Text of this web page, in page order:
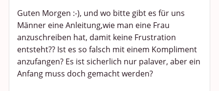
Guten Morgen :-), und wo bitte gibt es für uns
Männer eine Anleitung,wie man eine Frau
anzuschreiben hat, damit keine Frustration
entsteht?? Ist es so falsch mit einem Kompliment
anzufangen? Es ist sicherlich nur palaver, aber ein
Anfang muss doch gemacht werden?